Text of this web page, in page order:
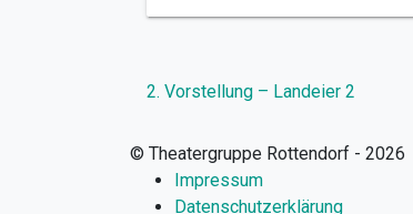
Beitragsnavigation
2. Vorstellung – Landeier 2
© Theatergruppe Rottendorf - 2026
Impressum
Datenschutzerklärung